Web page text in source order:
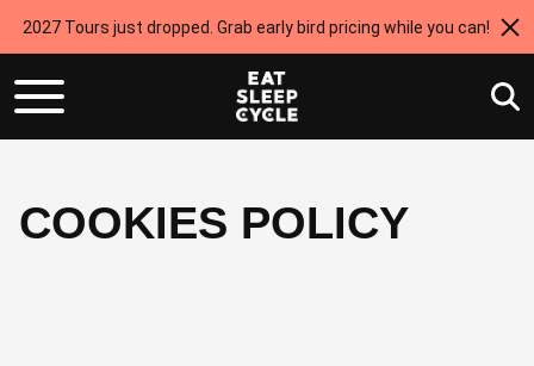
2027 Tours just dropped. Grab early bird pricing while you can!
COOKIES POLICY